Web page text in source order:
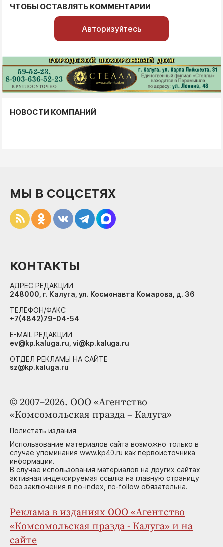
ЧТОБЫ ОСТАВЛЯТЬ КОММЕНТАРИИ
Авторизуйтесь
НОВОСТИ КОМПАНИЙ
© 2007–2026. ООО «Агентство
«Комсомольская правда – Калуга»
Полистать издания
Использование материалов сайта возможно только в
случае упоминания www.kp40.ru как первоисточника
информации.
В случае использования материалов на других сайтах
активная индексируемая ссылка на главную страницу
без заключения в no-index, no-follow обязательна.
Реклама в изданиях ООО «Агентство
«Комсомольская правда - Калуга» и на
сайте
МЫ В СОЦСЕТЯХ
КОНТАКТЫ
АДРЕС РЕДАКЦИИ
248000, г. Калуга, ул. Космонавта Комарова, д. 36
ТЕЛЕФОН/ФАКС
+7(4842)79-04-54
E-MAIL РЕДАКЦИИ
ev@kp.kaluga.ru, vi@kp.kaluga.ru
ОТДЕЛ РЕКЛАМЫ НА САЙТЕ
sz@kp.kaluga.ru